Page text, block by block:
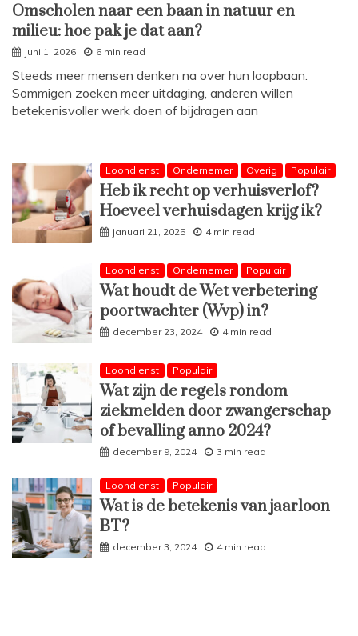
Omscholen naar een baan in natuur en
milieu: hoe pak je dat aan?
juni 1, 2026 6 min read
Steeds meer mensen denken na over hun loopbaan.
Sommigen zoeken meer uitdaging, anderen willen
betekenisvoller werk doen of bijdragen aan
Loondienst Ondernemer Overig Populair
Heb ik recht op verhuisverlof?
Hoeveel verhuisdagen krijg ik?
januari 21, 2025 4 min read
Loondienst Ondernemer Populair
Wat houdt de Wet verbetering
poortwachter (Wvp) in?
december 23, 2024 4 min read
Loondienst Populair
Wat zijn de regels rondom
ziekmelden door zwangerschap
of bevalling anno 2024?
december 9, 2024 3 min read
Loondienst Populair
Wat is de betekenis van jaarloon
BT?
december 3, 2024 4 min read